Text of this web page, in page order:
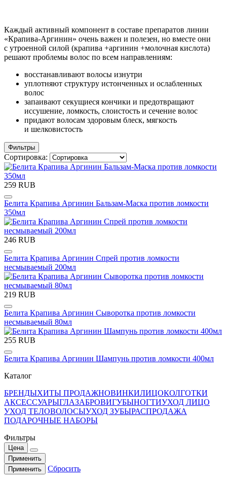
Каждый активный компонент в составе препаратов линии
«Крапива-Аргинин» очень важен и полезен, но вместе они
с утроенной силой (крапива +аргинин +молочная кислота)
решают проблемы волос по всем направлениям:
восстанавливают волосы изнутри
уплотняют структуру истонченных и ослабленных
волос
запаивают секущиеся кончики и предотвращают
иссушение, ломкость, слоистость и сечение волос
придают волосам здоровым блеск, мягкость
и шелковистость
Фильтры
Сортировка:
259 RUB
Белита Крапива Аргинин Бальзам-Маска против ломкости
350мл
246 RUB
Белита Крапива Аргинин Спрей против ломкости
несмываемый 200мл
219 RUB
Белита Крапива Аргинин Сыворотка против ломкости
несмываемый 80мл
255 RUB
Белита Крапива Аргинин Шампунь против ломкости 400мл
Каталог
БРЕНДЫХИТЫ ПРОДАЖНОВИНКИЛИЦОКОЛГОТКИ
АКСЕССУАРЫГЛАЗАБРОВИГУБЫНОГТИУХОД ЛИЦО
УХОД ТЕЛОВОЛОСЫУХОД ЗУБЫРАСПРОДАЖА
ПОДАРОЧНЫЕ НАБОРЫ
Фильтры
Цена
Применить
Применить
Сбросить